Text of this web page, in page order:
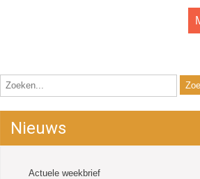
Nieuws
Actuele weekbrief